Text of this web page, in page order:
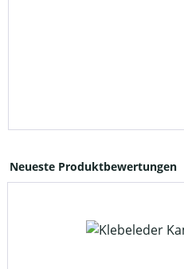
Neueste Produktbewertungen